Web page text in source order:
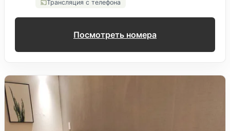
Трансляция с телефона
Посмотреть номера